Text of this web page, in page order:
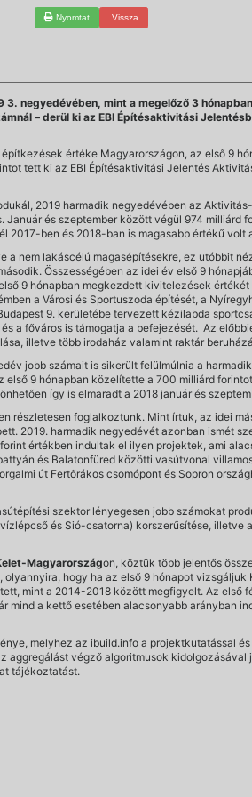
Nyomtat Vissza
negyedévében, mint a megelőző 3
– derül ki az EBI Építésaktivitási
értéke Magyarországon, az első 9
tett ki az EBI Építésaktivitási Jelentés
2019 harmadik negyedévében az
és szeptember között végül 974
2017-ben és 2018-ban is magasabb értékű
nem lakáscélú magasépítésekre, ez utóbbit
Összességében az idei év első 9
9 hónapban megkezdett kivitelezések
a Városi és Sportuszoda építését, a
9. kerületébe tervezett kézilabda
a főváros is támogatja a befejezését. Az
illetve több irodaház valamint raktár
jobb számait is sikerült felülmúlnia a
9 hónapban közelítette a 700 milliárd
így is elmaradt a 2018 január és
részletesen foglalkoztunk. Mint írtuk, az idei
2019. harmadik negyedévét azonban ismét
értékben indultak el ilyen projektek, ami
és Balatonfüred közötti vasútvonal
út Fertőrákos csomópont és Sopron
szektor lényegesen jobb számokat
és Sió-csatorna) korszerűsítése, illetve
Magyarországon, köztük több jelentős
hogy ha az első 9 hónapot
mint a 2014-2018 között megfigyelt. Az
a kettő esetében alacsonyabb arányban
melyhez az ibuild.info a projektkutatással
végző algoritmusok
tájékoztatást.